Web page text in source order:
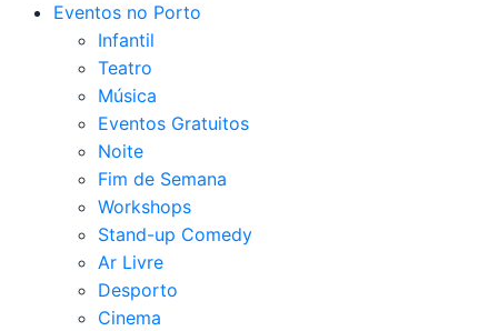
Eventos no Porto
Infantil
Teatro
Música
Eventos Gratuitos
Noite
Fim de Semana
Workshops
Stand-up Comedy
Ar Livre
Desporto
Cinema